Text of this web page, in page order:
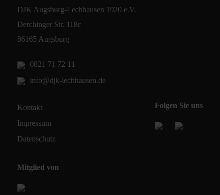
DJK Augsburg-Lechhausen 1920 e.V.
Derchinger Str. 118c
86165 Augsburg
0821 71 72 11
info@djk-lechhausen.de
Kontakt
Impressum
Datenschutz
Folgen Sie uns
Mitglied von